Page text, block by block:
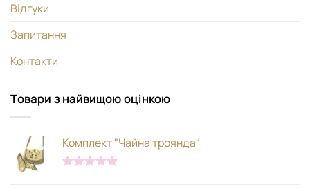
Відгуки
Запитання
Контакти
Товари з найвищою оцінкою
Комплект "Чайна троянда"